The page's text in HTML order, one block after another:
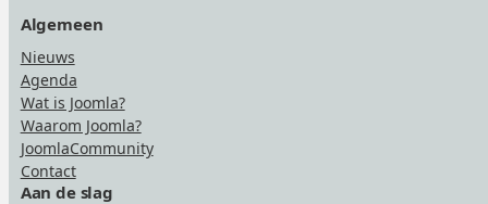
Algemeen
Nieuws
Agenda
Wat is Joomla?
Waarom Joomla?
JoomlaCommunity
Contact
Aan de slag